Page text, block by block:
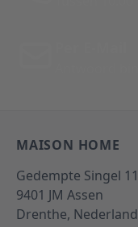
MAISON HOME
Gedempte Singel 11
9401 JM Assen
Drenthe, Nederland